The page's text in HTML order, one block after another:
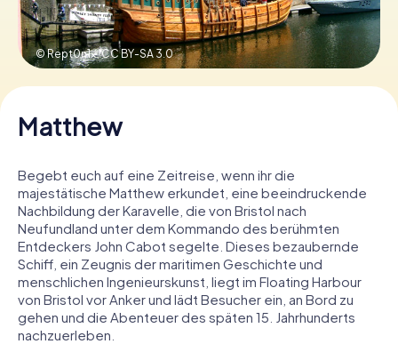
Gutscheine bestellen
© Rept0n1x,CC BY-SA 3.0
Matthew
Begebt euch auf eine Zeitreise, wenn ihr die
majestätische Matthew erkundet, eine beeindruckende
Nachbildung der Karavelle, die von Bristol nach
Neufundland unter dem Kommando des berühmten
Entdeckers John Cabot segelte. Dieses bezaubernde
Schiff, ein Zeugnis der maritimen Geschichte und
menschlichen Ingenieurskunst, liegt im Floating Harbour
von Bristol vor Anker und lädt Besucher ein, an Bord zu
gehen und die Abenteuer des späten 15. Jahrhunderts
nachzuerleben.